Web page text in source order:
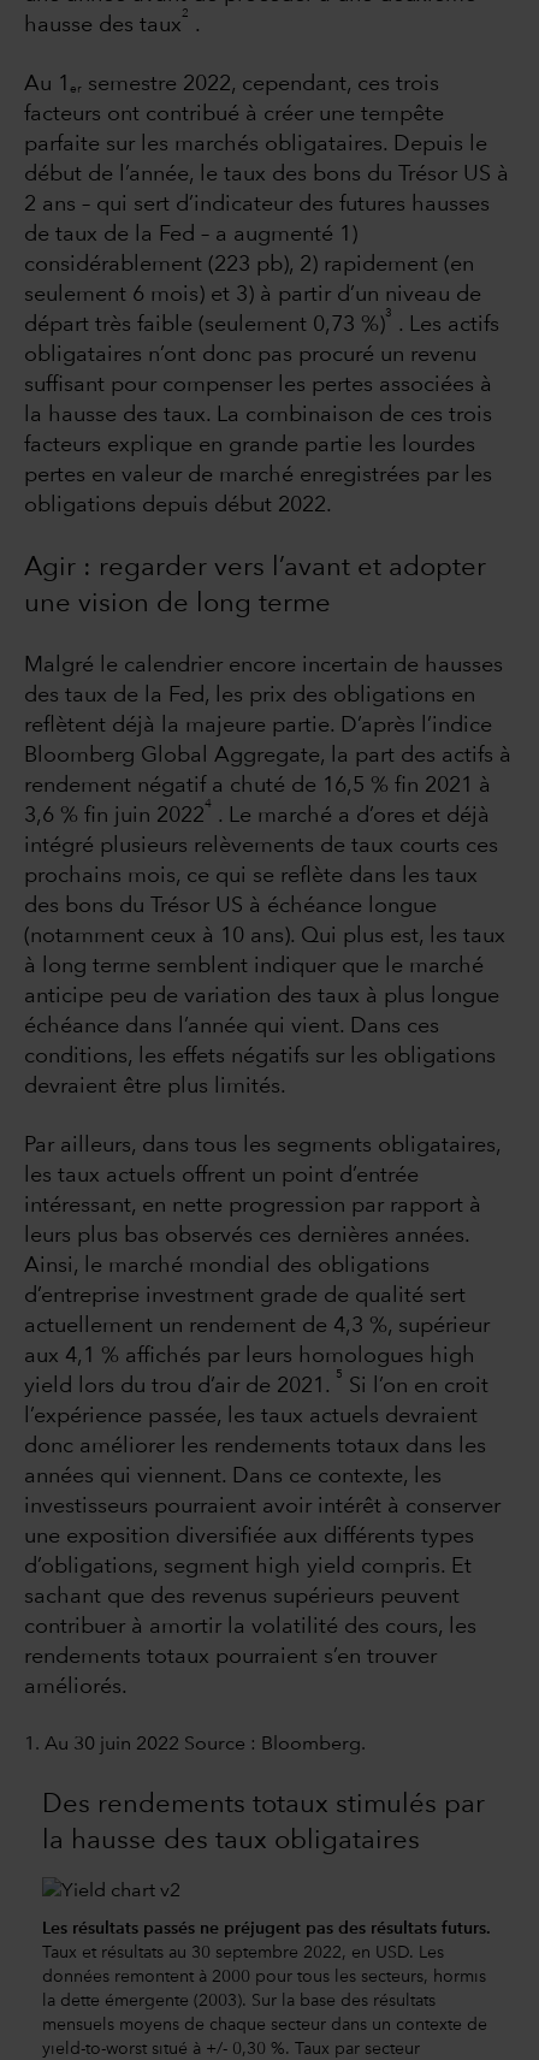
hausse des taux
2
.
Au 1 er
semestre 2022, cependant, ces trois
facteurs ont contribué à créer une tempête
parfaite sur les marchés obligataires. Depuis le
début de l’année, le taux des bons du Trésor US à
2 ans – qui sert d’indicateur des futures hausses
de taux de la Fed – a augmenté 1)
considérablement (223 pb), 2) rapidement (en
seulement 6 mois) et 3) à partir d’un niveau de
départ très faible (seulement 0,73 %)
3
. Les actifs
obligataires n’ont donc pas procuré un revenu
suffisant pour compenser les pertes associées à
la hausse des taux. La combinaison de ces trois
facteurs explique en grande partie les lourdes
pertes en valeur de marché enregistrées par les
obligations depuis début 2022.
Agir : regarder vers l’avant et adopter
une vision de long terme
Malgré le calendrier encore incertain de hausses
des taux de la Fed, les prix des obligations en
reflètent déjà la majeure partie. D’après l’indice
Bloomberg Global Aggregate, la part des actifs à
rendement négatif a chuté de 16,5 % fin 2021 à
3,6 % fin juin 2022
4
. Le marché a d’ores et déjà
intégré plusieurs relèvements de taux courts ces
prochains mois, ce qui se reflète dans les taux
des bons du Trésor US à échéance longue
(notamment ceux à 10 ans). Qui plus est, les taux
à long terme semblent indiquer que le marché
anticipe peu de variation des taux à plus longue
échéance dans l’année qui vient. Dans ces
conditions, les effets négatifs sur les obligations
devraient être plus limités.
Par ailleurs, dans tous les segments obligataires,
les taux actuels offrent un point d’entrée
intéressant, en nette progression par rapport à
leurs plus bas observés ces dernières années.
Ainsi, le marché mondial des obligations
d’entreprise investment grade de qualité sert
actuellement un rendement de 4,3 %, supérieur
aux 4,1 % affichés par leurs homologues high
yield lors du trou d’air de 2021.
5
Si l’on en croit
l’expérience passée, les taux actuels devraient
donc améliorer les rendements totaux dans les
années qui viennent. Dans ce contexte, les
investisseurs pourraient avoir intérêt à conserver
une exposition diversifiée aux différents types
d’obligations, segment high yield compris. Et
sachant que des revenus supérieurs peuvent
contribuer à amortir la volatilité des cours, les
rendements totaux pourraient s’en trouver
améliorés.
1. Au 30 juin 2022 Source : Bloomberg.
Des rendements totaux stimulés par
la hausse des taux obligataires
Les résultats passés ne préjugent pas des résultats futurs.
Taux et résultats au 30 septembre 2022, en USD. Les
données remontent à 2000 pour tous les secteurs, hormis
la dette émergente (2003). Sur la base des résultats
mensuels moyens de chaque secteur dans un contexte de
yield-to-worst situé à +/- 0,30 %. Taux par secteur